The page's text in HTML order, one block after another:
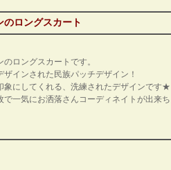
のロングスカート
ロングスカートです。
インされた民族パッチデザイン！
象にしてくれる、洗練されたデザインです★
一気にお洒落さんコーディネイトが出来ち